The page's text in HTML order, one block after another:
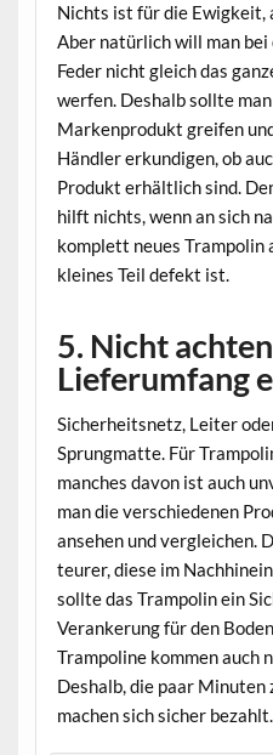
Nichts ist für die Ewigkeit,
Aber natürlich will man
Feder nicht gleich das
werfen. Deshalb sollte
Markenprodukt greifen
Händler erkundigen, ob
Produkt erhältlich sind.
hilft nichts, wenn an sich
komplett neues Trampolin
kleines Teil defekt ist.
5. Nicht
Lieferumfang
Sicherheitsnetz, Leiter
Sprungmatte. Für
manches davon ist auch
man die verschiedenen
ansehen und vergleichen.
teurer, diese im
sollte das Trampolin ein
Verankerung für den
Trampoline kommen auch
Deshalb, die paar Minuten
machen sich sicher bezahlt.